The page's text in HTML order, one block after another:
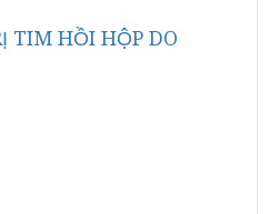
TIM HỒI HỘP DO